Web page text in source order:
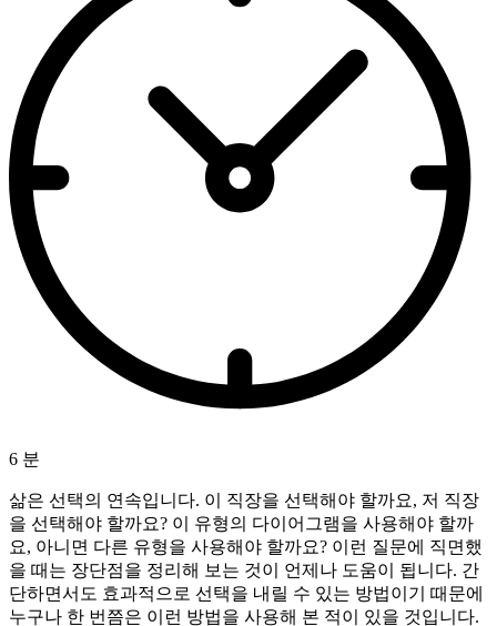
6 분
삶은 선택의 연속입니다. 이 직장을 선택해야 할까요, 저 직장
을 선택해야 할까요? 이 유형의 다이어그램을 사용해야 할까
요, 아니면 다른 유형을 사용해야 할까요? 이런 질문에 직면했
을 때는 장단점을 정리해 보는 것이 언제나 도움이 됩니다. 간
단하면서도 효과적으로 선택을 내릴 수 있는 방법이기 때문에
누구나 한 번쯤은 이런 방법을 사용해 본 적이 있을 것입니다.